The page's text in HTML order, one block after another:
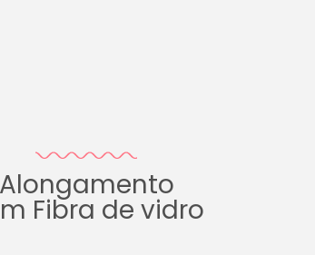
Alongamento
Fibra de vidro